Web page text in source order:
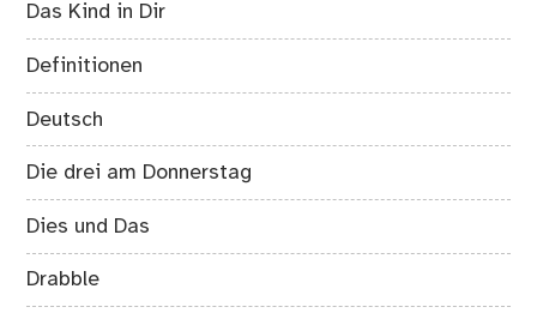
Das Kind in Dir
Definitionen
Deutsch
Die drei am Donnerstag
Dies und Das
Drabble